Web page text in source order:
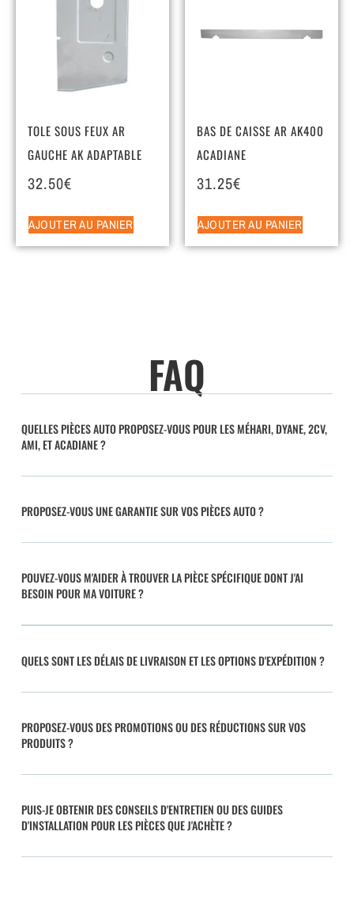
TOLE SOUS FEUX AR
GAUCHE AK ADAPTABLE
32.50€
AJOUTER AU PANIER
BAS DE CAISSE AR AK400
ACADIANE
31.25€
AJOUTER AU PANIER
FAQ
QUELLES PIÈCES AUTO PROPOSEZ-VOUS POUR LES MÉHARI, DYANE, 2CV,
AMI, ET ACADIANE ?
PROPOSEZ-VOUS UNE GARANTIE SUR VOS PIÈCES AUTO ?
POUVEZ-VOUS M'AIDER À TROUVER LA PIÈCE SPÉCIFIQUE DONT J'AI
BESOIN POUR MA VOITURE ?
QUELS SONT LES DÉLAIS DE LIVRAISON ET LES OPTIONS D'EXPÉDITION ?
PROPOSEZ-VOUS DES PROMOTIONS OU DES RÉDUCTIONS SUR VOS
PRODUITS ?
PUIS-JE OBTENIR DES CONSEILS D'ENTRETIEN OU DES GUIDES
D'INSTALLATION POUR LES PIÈCES QUE J'ACHÈTE ?